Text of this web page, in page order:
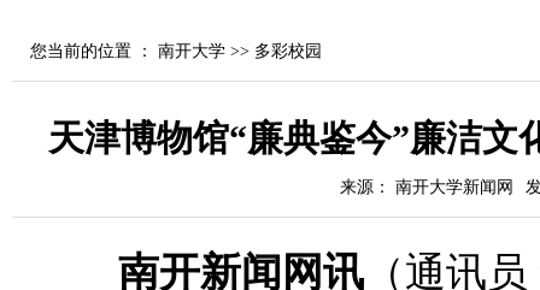
您当前的位置 ： 南开大学 >> 多彩校园
天津博物馆“廉典鉴今”廉洁
来源： 南开大学新闻网
南开新闻网讯 （通讯